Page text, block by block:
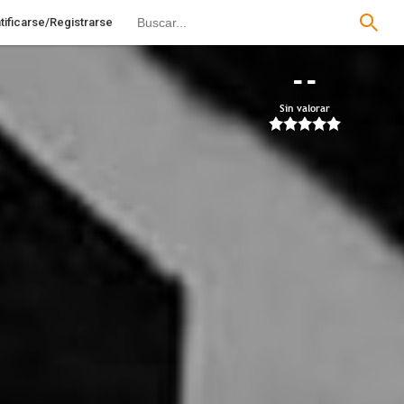
Registrarse
--
Sin valorar